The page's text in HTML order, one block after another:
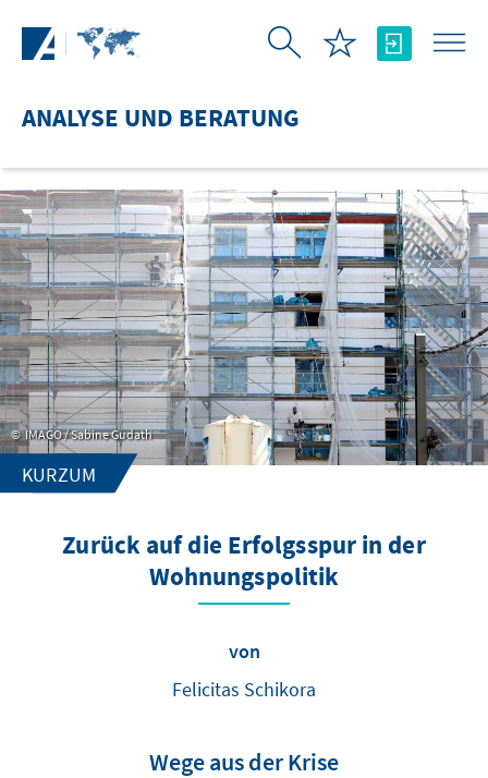
ANALYSE UND BERATUNG
IMAGO / Sabine Gudath
KURZUM
Zurück auf die Erfolgsspur in der
Wohnungspolitik
von
Felicitas Schikora
Wege aus der Krise